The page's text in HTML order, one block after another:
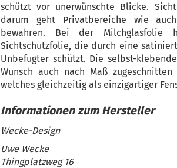
schützt vor unerwünschte Blicke.
darum geht Privatbereiche wie
bewahren. Bei der
Sichtschutzfolie, die durch eine
Unbefugter schützt. Die selbst-
Wunsch auch nach Maß
welches gleichzeitig als einzigartiger
Wecke-Design
Uwe Wecke
Thingplatzweg 16